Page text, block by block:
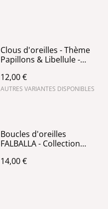
Clous d'oreilles - Thème
Papillons & Libellule -
12,00 €
AUTRES VARIANTES DISPONIBLES
Boucles d'oreilles
FALBALLA - Collection
14,00 €